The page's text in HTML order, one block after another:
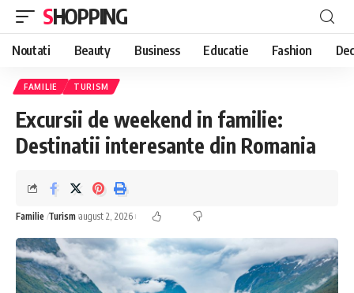
SHOPPING
Noutati Beauty Business Educatie Fashion
FAMILIE TURISM
Excursii de weekend in familie:
Destinatii interesante din Romania
Familie Turism august 2, 2026